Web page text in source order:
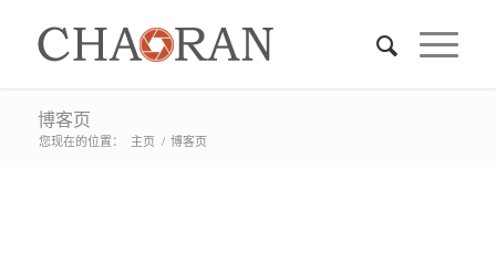
博客页
您现在的位置： 主页 / 博客页